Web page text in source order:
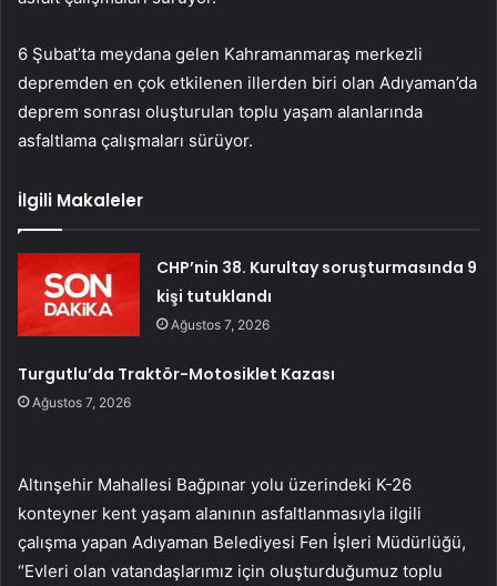
6 Şubat’ta meydana gelen Kahramanmaraş merkezli
depremden en çok etkilenen illerden biri olan Adıyaman’da
deprem sonrası oluşturulan toplu yaşam alanlarında
asfaltlama çalışmaları sürüyor.
İlgili Makaleler
CHP’nin 38. Kurultay soruşturmasında 9
kişi tutuklandı
Ağustos 7, 2026
Turgutlu’da Traktör-Motosiklet Kazası
Ağustos 7, 2026
Altınşehir Mahallesi Bağpınar yolu üzerindeki K-26
konteyner kent yaşam alanının asfaltlanmasıyla ilgili
çalışma yapan Adıyaman Belediyesi Fen İşleri Müdürlüğü,
“Evleri olan vatandaşlarımız için oluşturduğumuz toplu